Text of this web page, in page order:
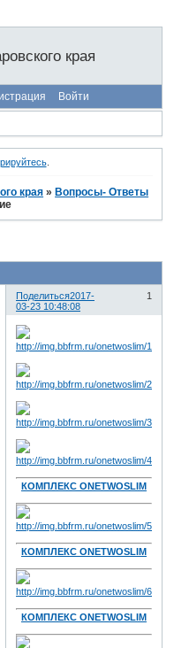
края
Войти
.
края » Вопросы- Ответы
Поделиться 1
2017-
03-23 10:48:08
КОМПЛЕКС ONETWOSLIM
КОМПЛЕКС ONETWOSLIM
КОМПЛЕКС ONETWOSLIM